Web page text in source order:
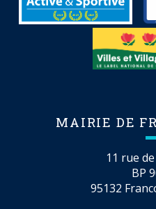
MAIRIE DE
11 rue
BP
95132